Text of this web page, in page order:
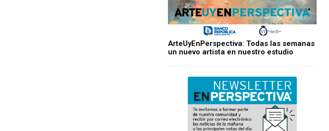
ArteUyEnPerspectiva: Todas las semanas
un nuevo artista en nuestro estudio